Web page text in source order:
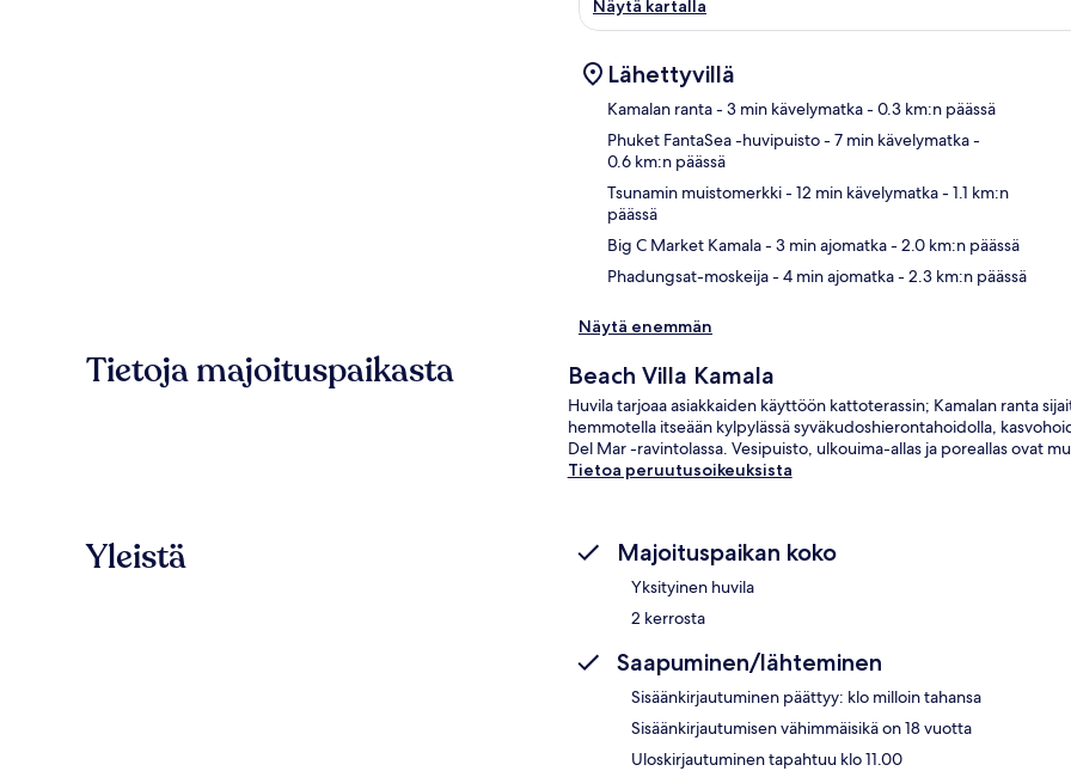
Näytä kartalla
Lähettyvillä
Kamalan ranta- 3 min kävelymatka- 0.3 km:n päässä
Phuket FantaSea -huvipuisto- 7 min kävelymatka-
0.6 km:n päässä
Tsunamin muistomerkki- 12 min kävelymatka- 1.1 km:n
päässä
Big C Market Kamala- 3 min ajomatka- 2.0 km:n päässä
Phadungsat-moskeija- 4 min ajomatka- 2.3 km:n päässä
Näytä enemmän
Tietoja majoituspaikasta Beach Villa Kamala
Huvila tarjoaa asiakkaiden käyttöön kattoterassin; Kamalan ranta
hemmotella itseään kylpylässä syväkudoshierontahoidolla,
Del Mar -ravintolassa. Vesipuisto, ulkouima-allas ja poreallas ovat
Tietoa peruutusoikeuksista
Yleistä Majoituspaikan koko
Yksityinen huvila
2 kerrosta
Saapuminen/lähteminen
Sisäänkirjautuminen päättyy: klo milloin tahansa
Sisäänkirjautumisen vähimmäisikä on 18 vuotta
Uloskirjautuminen tapahtuu klo 11.00